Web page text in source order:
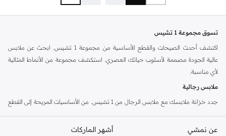
تسوق مجموعة 1 تشيس
اكتشف أحدث الصيحات والقطع الأساسية من مجموعة 1 تشيس. ابحث عن ملابس
عالية الجودة مصممة لأسلوب حياتك العصري. استكشف مجموعة من الأنماط المثالية
لأي مناسبة.
ملابس رجالية
جدد خزانة ملابسك مع ملابس الرجال من 1 تشيس. من الأساسيات المريحة إلى القطع
القمصان والسراويل والملابس الخارجية.
عن نمشي أشهر الماركات